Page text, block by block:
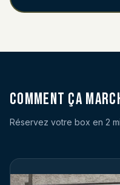
Comment ça
Réservez votre box en 2